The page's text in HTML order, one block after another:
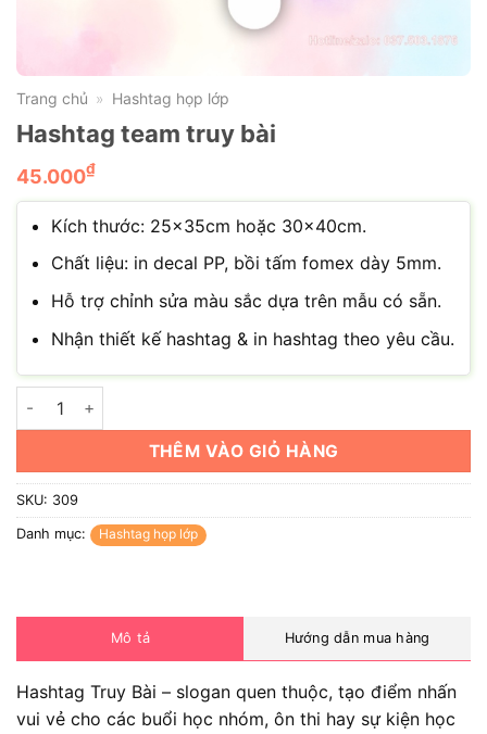
Trang chủ » Hashtag họp lớp
Hashtag team truy bài
45.000₫
Kích thước: 25x35cm hoặc 30x40cm.
Chất liệu: in decal PP, bồi tấm fomex dày 5mm.
Hỗ trợ chỉnh sửa màu sắc dựa trên mẫu có sẵn.
Nhận thiết kế hashtag & in hashtag theo yêu cầu.
Hashtag team truy bài số lượng
THÊM VÀO GIỎ HÀNG
SKU: 309
Danh mục: Hashtag họp lớp
Mô tả Hướng dẫn mua hàng
Hashtag Truy Bài – slogan quen thuộc, tạo điểm nhấn
vui vẻ cho các buổi học nhóm, ôn thi hay sự kiện học